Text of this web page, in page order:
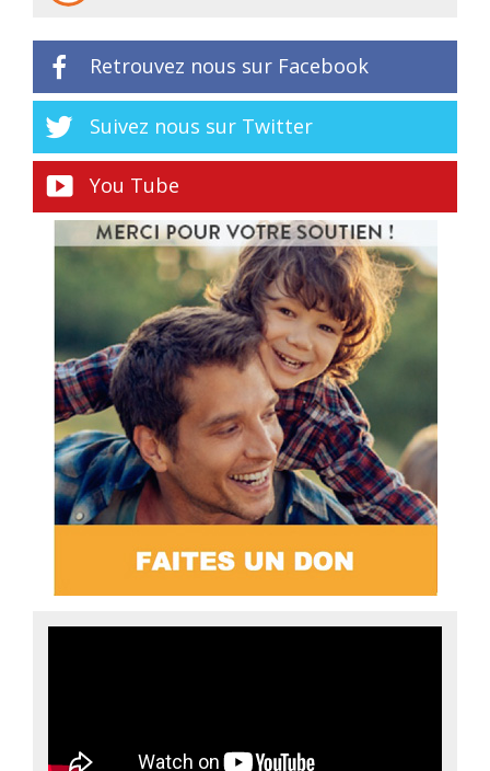
Retrouvez nous sur Facebook
Suivez nous sur Twitter
You Tube